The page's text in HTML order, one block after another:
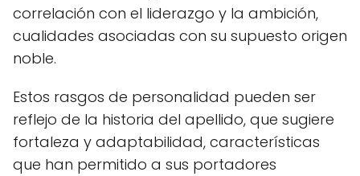
correlación con el liderazgo y la ambición,
cualidades asociadas con su supuesto origen
noble.
Estos rasgos de personalidad pueden ser
reflejo de la historia del apellido, que sugiere
fortaleza y adaptabilidad, características
que han permitido a sus portadores